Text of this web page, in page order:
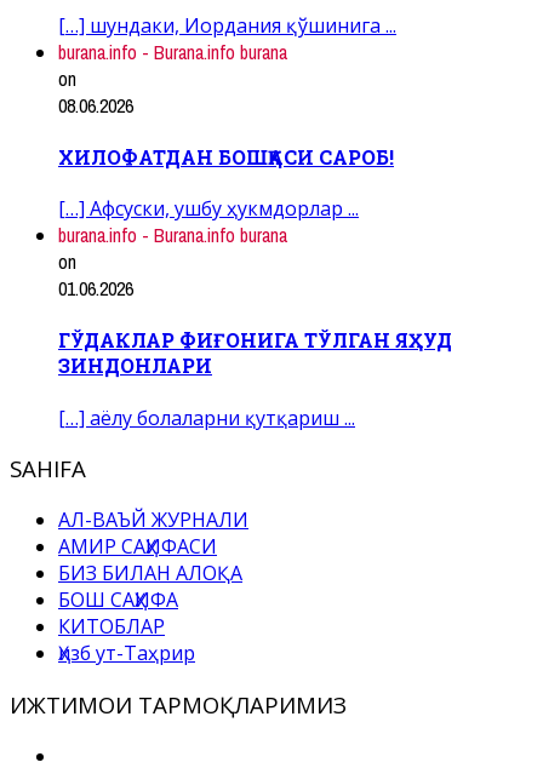
[…] шундаки, Иордания қўшинига ...
burana.info - Burana.info burana
on
08.06.2026
ХИЛОФАТДАН БОШҚАСИ САРОБ!
[…] Афсуски, ушбу ҳукмдорлар ...
burana.info - Burana.info burana
on
01.06.2026
ГЎДАКЛАР ФИҒОНИГА ТЎЛГАН ЯҲУД
ЗИНДОНЛАРИ
[…] аёлу болаларни қутқариш ...
SAHIFA
АЛ-ВАЪЙ ЖУРНАЛИ
АМИР САҲИФАСИ
БИЗ БИЛАН АЛОҚА
БОШ САҲИФА
КИТОБЛАР
Ҳизб ут-Таҳрир
ИЖТИМОИ ТАРМОҚЛАРИМИЗ